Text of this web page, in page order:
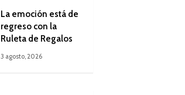
La emoción está de
regreso con la
Ruleta de Regalos
3 agosto, 2026